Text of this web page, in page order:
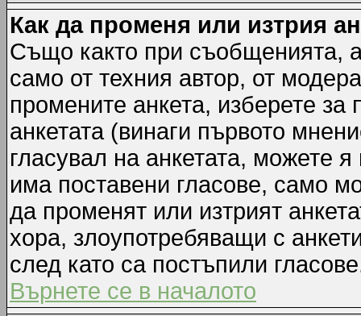
Как да променя или изтрия
Също както при съобщенията,
само от техния автор, от
промените анкета, изберете
анкетата (винаги първото
гласувал на анкетата, можете
има поставени гласове, само
да променят или изтрият
хора, злоупотребяващи с
след като са постъпили
Върнете се в началото